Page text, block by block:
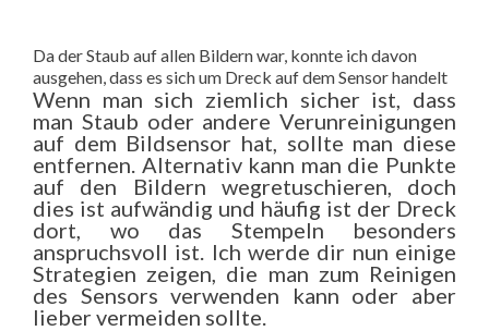
Da der Staub auf allen Bildern war, konnte ich davon
ausgehen, dass es sich um Dreck auf dem Sensor handelt
Wenn man sich ziemlich sicher ist, dass
man Staub oder andere Verunreinigungen
auf dem Bildsensor hat, sollte man diese
entfernen. Alternativ kann man die Punkte
auf den Bildern wegretuschieren, doch
dies ist aufwändig und häufig ist der Dreck
dort, wo das Stempeln besonders
anspruchsvoll ist. Ich werde dir nun einige
Strategien zeigen, die man zum Reinigen
des Sensors verwenden kann oder aber
lieber vermeiden sollte.